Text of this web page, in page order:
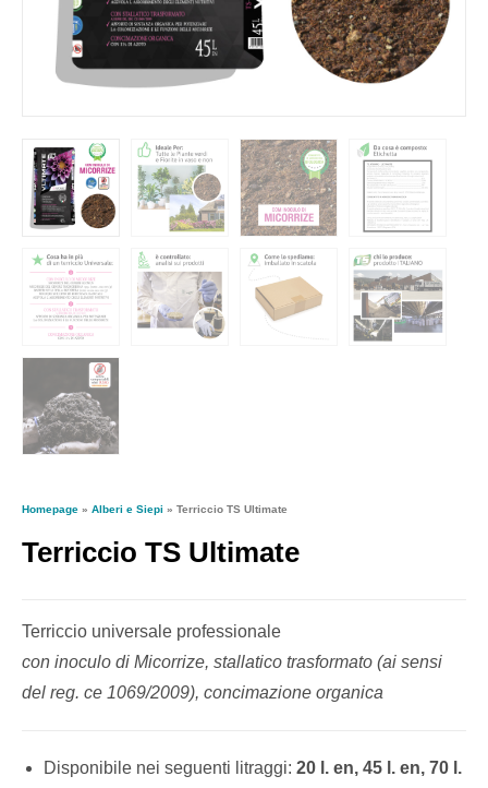
Homepage » Alberi e Siepi » Terriccio TS Ultimate
Terriccio TS Ultimate
Terriccio universale professionale
con inoculo di Micorrize, stallatico trasformato (ai sensi
del reg. ce 1069/2009), concimazione organica
Disponibile nei seguenti litraggi: 20 l. en, 45 l. en, 70 l.